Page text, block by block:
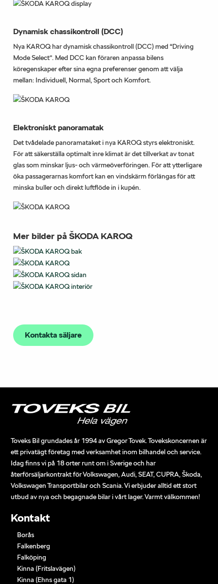
Dynamisk chassikontroll (DCC)
Nya KAROQ har dynamisk chassikontroll (DCC) med “Driving
Mode Select”. Med DCC kan föraren anpassa bilens
köregenskaper efter sina egna preferenser genom att välja
mellan: Individuell, Normal, Sport och Komfort.
Elektroniskt panoramatak
Det tvådelade panoramataket i nya KAROQ styrs elektroniskt.
För att säkerställa optimalt inre klimat är det tillverkat av tonat
glas som minskar ljus- och värmeöverföringen. För att ytterligare
öka passagerarnas komfort kan en vindskärm förlängas för att
minska buller och direkt luftflöde in i kupén.
Mer bilder på ŠKODA KAROQ
Kontakta säljare
Toveks Bil grundades år 1994 av Gregor Tovek. Tovekskoncernen är
ett privatägt företag med verksamhet inom bilhandel och service.
Idag finns vi på 18 orter runt om i Sverige och har
återförsäljarkontrakt för Volkswagen, Audi, SEAT, CUPRA, Škoda,
Volkswagen Transportbilar och Scania. Vi erbjuder alltid ett stort
utbud av nya och begagnade bilar i vårt lager. Varmt välkommen!
Kontakt
Borås
Falkenberg
Falköping
Kinna (Fritslavägen)
Kinna (Ehns gata 1)